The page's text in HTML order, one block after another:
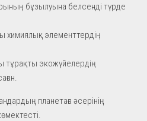
бұзылуына белсенді түрде
химиялық элементтердің
тұрақты экожүйелердің
планетаға әсерінің